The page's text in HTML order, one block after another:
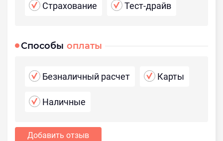
Страхование Тест-драйв
Способы оплаты
Безналичный расчет Карты
Наличные
Добавить отзыв